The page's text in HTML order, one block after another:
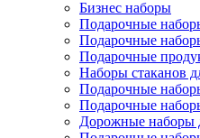
Бизнес наборы
Подарочные
Подарочные
Подарочные
Наборы стаканов
Подарочные
Подарочные
Дорожные наборы